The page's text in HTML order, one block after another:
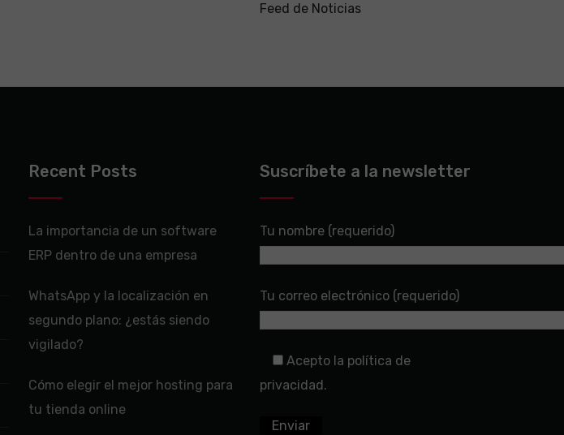
Feed de Noticias
Recent Posts
La importancia de un software
ERP dentro de una empresa
WhatsApp y la localización en
segundo plano: ¿estás siendo
vigilado?
Cómo elegir el mejor hosting para
tu tienda online
Suscríbete a la newsletter
Tu nombre (requerido)
Tu correo electrónico (requerido)
Acepto la política de
privacidad.